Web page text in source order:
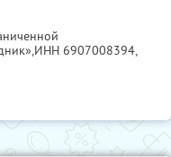
ИНН 6907008394,